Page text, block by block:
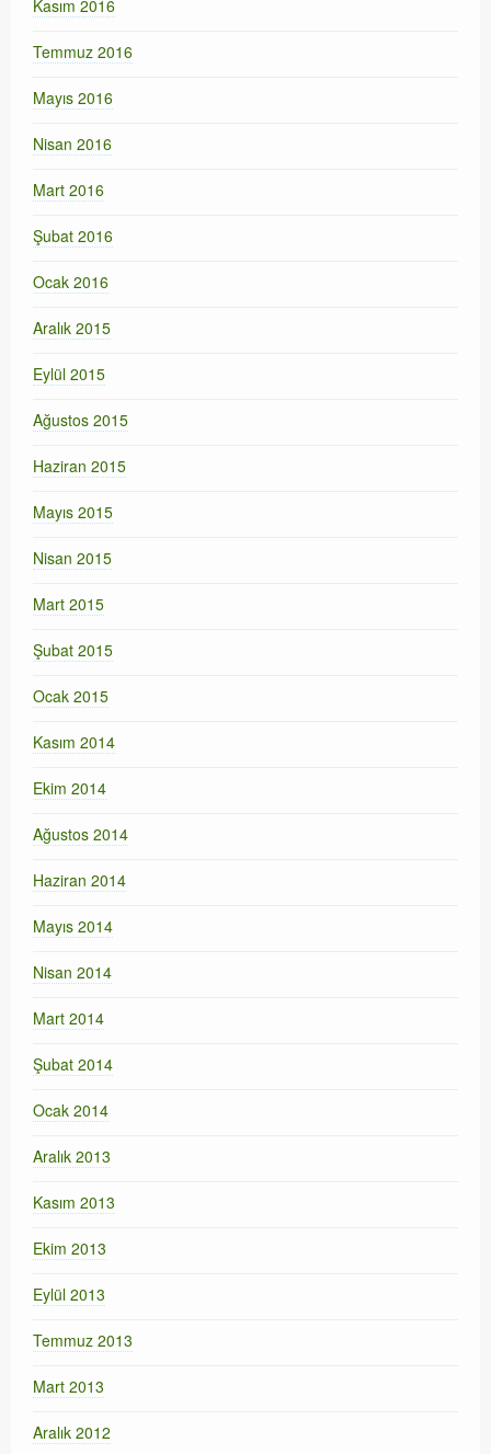
Kasım 2016
Temmuz 2016
Mayıs 2016
Nisan 2016
Mart 2016
Şubat 2016
Ocak 2016
Aralık 2015
Eylül 2015
Ağustos 2015
Haziran 2015
Mayıs 2015
Nisan 2015
Mart 2015
Şubat 2015
Ocak 2015
Kasım 2014
Ekim 2014
Ağustos 2014
Haziran 2014
Mayıs 2014
Nisan 2014
Mart 2014
Şubat 2014
Ocak 2014
Aralık 2013
Kasım 2013
Ekim 2013
Eylül 2013
Temmuz 2013
Mart 2013
Aralık 2012